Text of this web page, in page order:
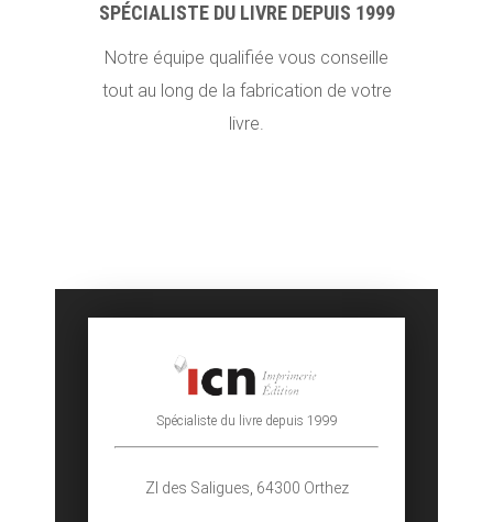
SPÉCIALISTE DU LIVRE DEPUIS 1999
Notre équipe qualifiée vous conseille
tout au long de la fabrication de votre
livre.
Spécialiste du livre depuis 1999
ZI des Saligues, 64300 Orthez